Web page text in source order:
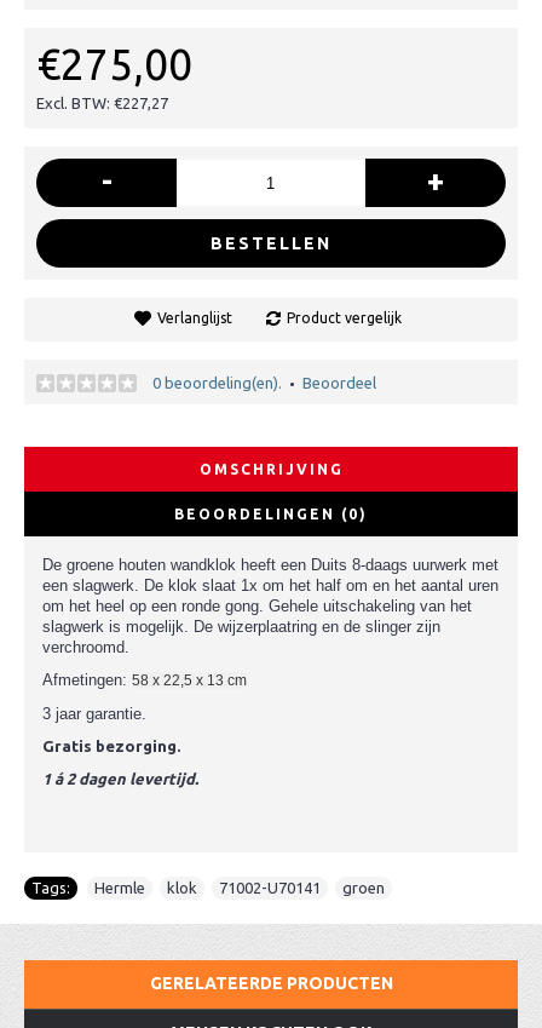
€275,00
Excl. BTW: €227,27
- +
BESTELLEN
Verlanglijst Product vergelijk
0 beoordeling(en). • Beoordeel
OMSCHRIJVING
BEOORDELINGEN (0)
De groene houten wandklok heeft een Duits 8-daags uurwerk met
een slagwerk. De klok slaat 1x om het half om en het aantal uren
om het heel op een ronde gong. Gehele uitschakeling van het
slagwerk is mogelijk. De wijzerplaatring en de slinger zijn
verchroomd.
Afmetingen: 58 x 22,5 x 13 cm
3 jaar garantie.
Gratis bezorging.
1 á 2 dagen levertijd.
Tags: Hermle klok 71002-U70141 groen
GERELATEERDE PRODUCTEN